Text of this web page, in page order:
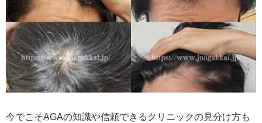
今でこそAGAの知識や信頼できるクリニックの見分け方も